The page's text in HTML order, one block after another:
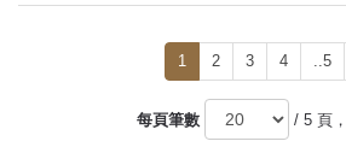
1 2 3 4 ..5
每頁筆數
/ 5 頁